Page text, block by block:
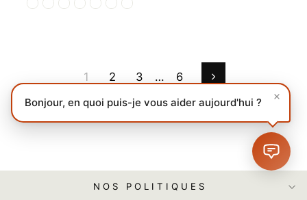
1 2 3 … 6 Suivant
NOS POLITIQUES
Bonjour, en quoi puis-je vous aider aujourd'hui ?